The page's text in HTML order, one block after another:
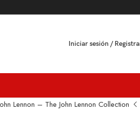
Iniciar sesión /
Lennon – The John Lennon Collection